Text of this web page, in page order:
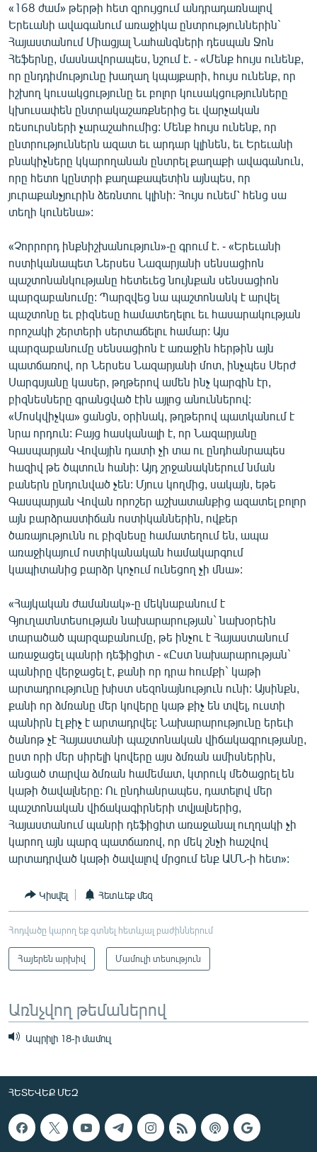
«168 ժամ» թերթի հետ զրույցում անդրադառնալով
Երեւանի ավագանում առաջիկա ընտրություններին`
Հայաստանում Միացյալ Նահանգների դեսպան Ջոն
Հեֆերնը, մասնավորապես, նշում է. - «Մենք հույս ունենք,
որ ընդդիմությունը խաղաղ կպայքարի, հույս ունենք, որ
իշխող կուսակցությունը եւ բոլոր կուսակցությունները
կխուսափեն ընտրակաշառքներից եւ վարչական
ռեսուրսների չարաշահումից: Մենք հույս ունենք, որ
ընտրություններն ազատ եւ արդար կլինեն, եւ Երեւանի
բնակիչները կկարողանան ընտրել քաղաքի ավագանուն,
որը հետո կընտրի քաղաքապետին այնպես, որ
յուրաքանչյուրին ձեռնտու կլինի: Հույս ունեմ՝ հենց սա
տեղի կունենա»:
«Չորրորդ ինքնիշխանություն»-ը գրում է. - «Երեւանի
ոստիկանապետ Ներսես Նազարյանի սենսացիոն
պաշտոնանկությանը հետեւեց նույնքան սենսացիոն
պարզաբանումը: Պարզվեց նա պաշտոնանկ է արվել
պաշտոնը եւ բիզնեսը համատեղելու եւ հասարակության
որոշակի շերտերի սերտաճելու համար: Այս
պարզաբանումը սենսացիոն է առաջին հերթին այն
պատճառով, որ Ներսես Նազարյանի մոտ, ինչպես Սերժ
Սարգսյանը կասեր, թղթերով ամեն ինչ կարգին էր,
բիզնեսները գրանցված էին այլոց անուններով:
«Մոսկվիչկա» ցանցն, օրինակ, թղթերով պատկանում է
նրա որդուն: Բայց հասկանալի է, որ Նազարյանը
Գասպարյան Վովային դատի չի տա ու ընդհանրապես
հազիվ թե ծպտուն հանի: Այդ շրջանակներում նման
բաներն ընդունված չեն: Մյուս կողմից, սակայն, եթե
Գասպարյան Վովան որոշեր աշխատանքից ազատել բոլոր
այն բարձրաստիճան ոստիկաններին, ովքեր
ծառայությունն ու բիզնեսը համատեղում են, ապա
առաջիկայում ոստիկանական համակարգում
կապիտանից բարձր կոչում ունեցող չի մնա»:
«Հայկական ժամանակ»-ը մեկնաբանում է
Գյուղատնտեսության նախարարության` նախօրեին
տարածած պարզաբանումը, թե ինչու է Հայաստանում
առաջացել պանրի դեֆիցիտ - «Ըստ նախարարության`
պանիրը վերջացել է, քանի որ դրա հումքի` կաթի
արտադրությունը խիստ սեզոնայնություն ունի: Այսինքն,
քանի որ ձմռանը մեր կովերը կաթ քիչ են տվել, ուստի
պանիրն էլ քիչ է արտադրվել: Նախարարությունը երեւի
ծանոթ չէ Հայաստանի պաշտոնական վիճակագրությանը,
ըստ որի մեր սիրելի կովերը այս ձմռան ամիսներին,
անցած տարվա ձմռան համեմատ, կտրուկ մեծացրել են
կաթի ծավալները: Ու ընդհանրապես, դատելով մեր
պաշտոնական վիճակագիրների տվյալներից,
Հայաստանում պանրի դեֆիցիտ առաջանալ ուղղակի չի
կարող այն պարզ պատճառով, որ մեկ շնչի հաշվով
արտադրված կաթի ծավալով մրցում ենք ԱՄՆ-ի հետ»:
Կիսվել Հետևեք մեզ
Հոդվածը կարող եք գտնել հետևյալ բաժիններում
Հայերեն արխիվ Մամուլի տեսություն
Առնչվող թեմաներով
Ապրիլի 18-ի մամուլ
ՀԵՏԵՎԵՔ ՄԵԶ